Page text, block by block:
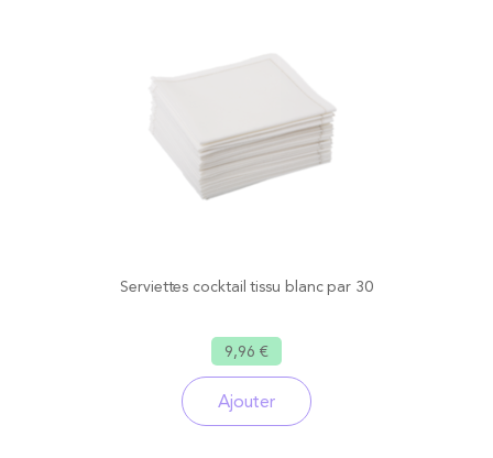
Serviettes cocktail tissu blanc par 30
9,96 €
Ajouter